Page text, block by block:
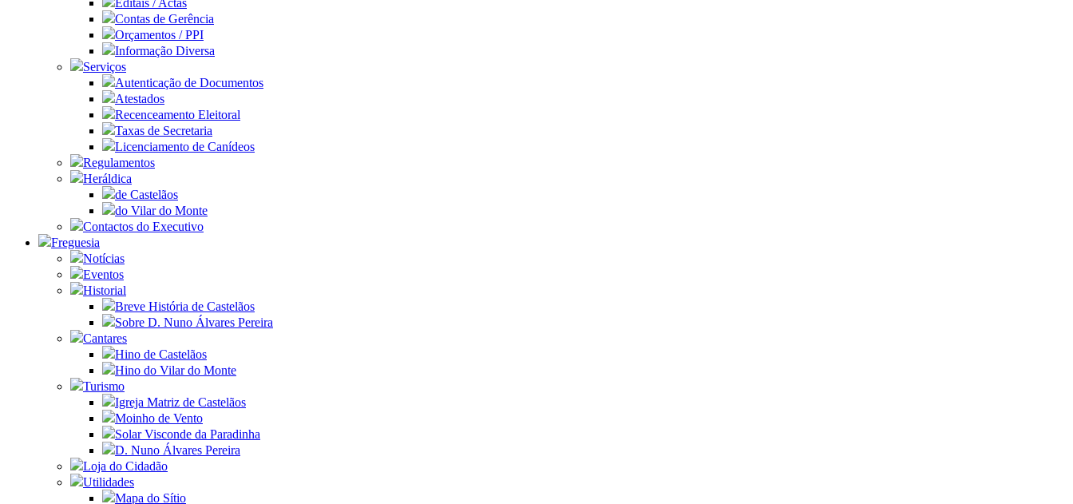
Contas de Gerência
Orçamentos / PPI
Informação Diversa
Serviços
Autenticação de Documentos
Atestados
Recenceamento Eleitoral
Taxas de Secretaria
Licenciamento de Canídeos
Regulamentos
Heráldica
de Castelãos
do Vilar do Monte
Contactos do Executivo
Freguesia
Notícias
Eventos
Historial
Breve História de Castelãos
Sobre D. Nuno Álvares Pereira
Cantares
Hino de Castelãos
Hino do Vilar do Monte
Turismo
Igreja Matriz de Castelãos
Moinho de Vento
Solar Visconde da Paradinha
D. Nuno Álvares Pereira
Loja do Cidadão
Utilidades
Mapa do Sítio